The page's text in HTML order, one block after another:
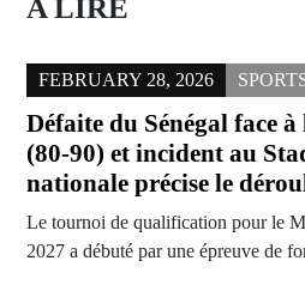
A LIRE
FEBRUARY 28, 2026
Défaite du Sénégal face
(80-90) et incident au
nationale précise le
Le tournoi de qualification pour le
2027 a débuté par une épreuve de